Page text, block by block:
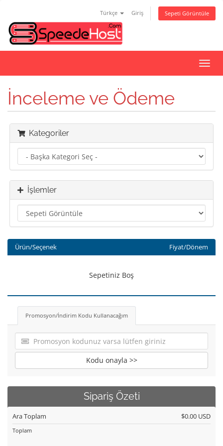
Türkçe Giriş Sepeti Görüntüle
İnceleme ve Ödeme
Kategoriler
İşlemler
Ürün/Seçenek Fiyat/Dönem
Sepetiniz Boş
Promosyon/İndirim Kodu Kullanacağım
Kodu onayla >>
Sipariş Özeti
Ara Toplam $0.00 USD
Toplam